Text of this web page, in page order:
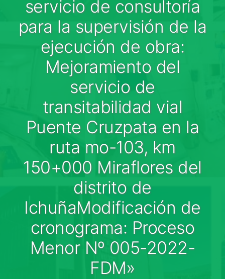
Proyectos
Procesos
Medios
Contáctanos
servicio de consultoría
para la supervisión de la
ejecución de obra:
Mejoramiento del
servicio de
transitabilidad vial
Puente Cruzpata en la
ruta mo-103, km
150+000 Miraflores del
distrito de
IchuñaModificación de
cronograma: Proceso
Menor Nº 005-2022-
FDM»